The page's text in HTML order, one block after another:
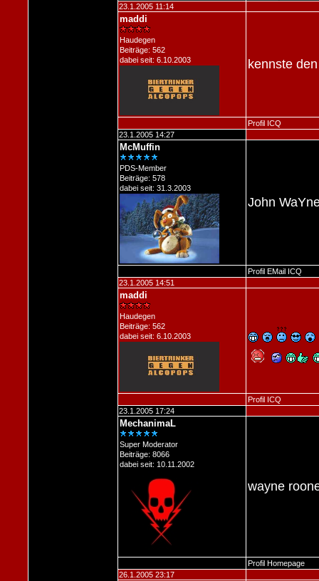
23.1.2005 11:14
maddi
Haudegen
Beiträge: 562
dabei seit: 6.10.2003
kennste
Profil ICQ
23.1.2005 14:27
McMuffin
PDS-Member
Beiträge: 578
dabei seit: 31.3.2003
John
Profil EMail ICQ
23.1.2005 14:51
maddi
Haudegen
Beiträge: 562
dabei seit: 6.10.2003
Profil ICQ
23.1.2005 17:24
MechanimaL
Super Moderator
Beiträge: 8066
dabei seit: 10.11.2002
wayne
Profil Homepage
26.1.2005 23:17